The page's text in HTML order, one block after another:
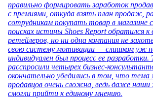
правильно формировать заработок
с премиями, откуда взять план продаж,
сотрудникам покупать товар в магазине
поисках истины Shoes Report обратился к
ретейлеров, но ни одна компания не
свою систему мотивации — слишком уж
индивидуален был процесс ее разработки.
расспросили четырех бизнес-
окончательно убедились в том, что тема
продавцов очень сложна, ведь даже наши
смогли прийти к единому мнению.